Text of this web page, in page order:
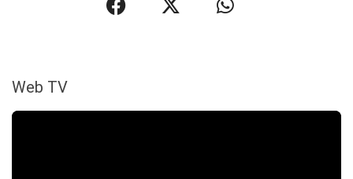
Web TV